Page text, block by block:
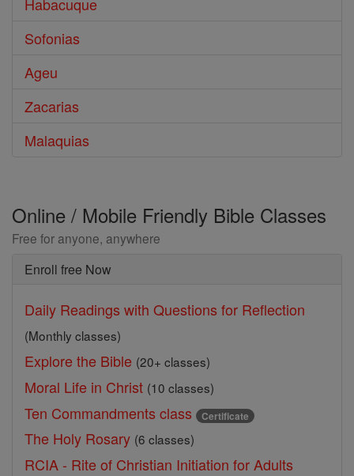
Habacuque
Sofonias
Ageu
Zacarias
Malaquias
Online / Mobile Friendly Bible Classes
Free for anyone, anywhere
Enroll free Now
Daily Readings with Questions for Reflection
(Monthly classes)
Explore the Bible (20+ classes)
Moral Life in Christ (10 classes)
Ten Commandments class Certificate
The Holy Rosary (6 classes)
RCIA - Rite of Christian Initiation for Adults